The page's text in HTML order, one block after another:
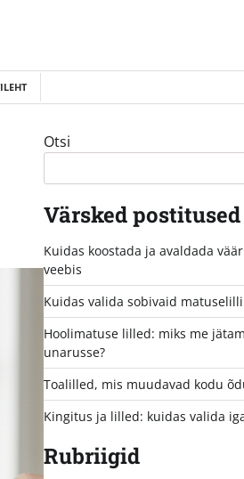
Otsi
Värsked postitused
Kuidas koostada ja avaldada
veebis
Kuidas valida sobivaid
Hoolimatuse lilled: miks me
unarusse?
Toalilled, mis muudavad kodu
Kingitus ja lilled: kuidas valida
Rubriigid